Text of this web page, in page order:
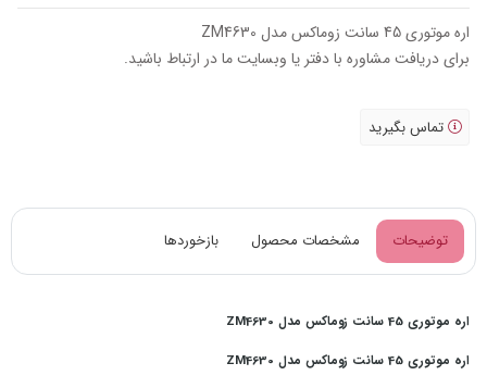
اره موتوری 45 سانت زوماکس مدل ZM4630
برای دریافت مشاوره با دفتر یا وبسایت ما در ارتباط باشید.
تماس بگیرید
توضیحات مشخصات محصول بازخوردها
اره موتوری 45 سانت زوماکس مدل ZM4630
اره موتوری 45 سانت زوماکس مدل ZM4630